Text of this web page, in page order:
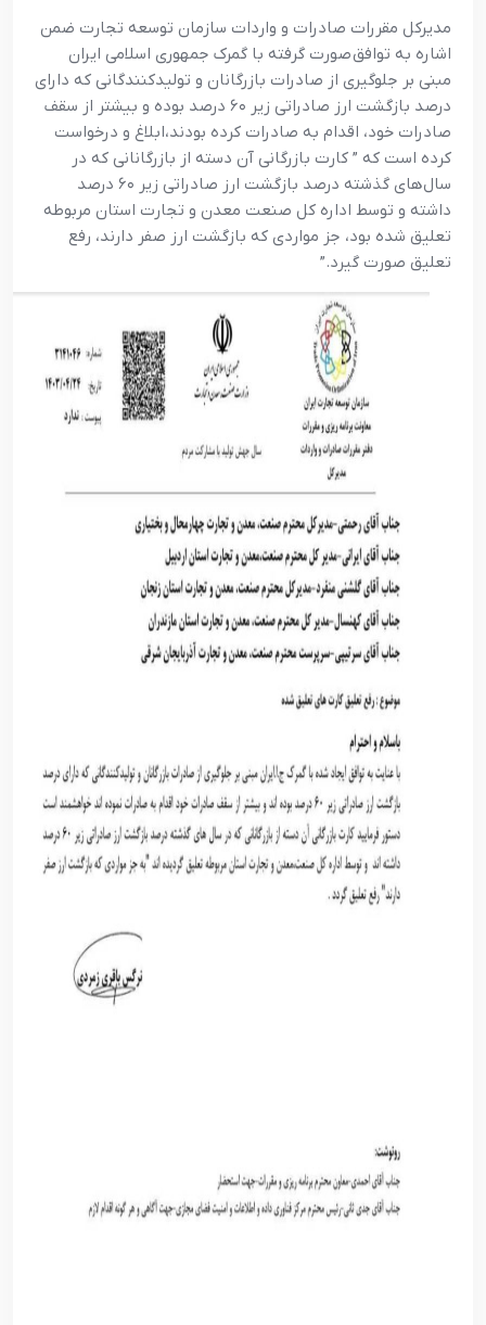
مدیرکل مقررات صادرات و واردات سازمان توسعه‌ تجارت ضمن
اشاره به توافق صورت گرفته با گمرک جمهوری اسلامی ایران
مبنی بر جلوگیری از صادرات بازرگانان و تولیدکنندگانی که دارای
درصد بازگشت ارز صادراتی زیر ۶۰ درصد بوده‌ و بیشتر از سقف
صادرات خود، اقدام به صادرات کرده‌ بودند،ابلاغ و درخواست
کرده است که ” کارت بازرگانی آن دسته از بازرگانانی که در
سال‌های گذشته درصد بازگشت ارز صادراتی زیر ۶۰ درصد
داشته و توسط اداره کل صنعت معدن و تجارت استان مربوطه
تعلیق شده بود، جز مواردی که بازگشت ارز صفر دارند، رفع
تعلیق صورت گیرد.”